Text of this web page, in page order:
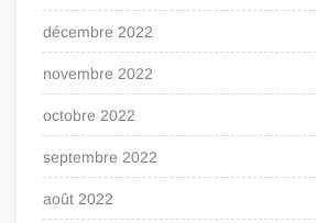
décembre 2022
novembre 2022
octobre 2022
septembre 2022
août 2022